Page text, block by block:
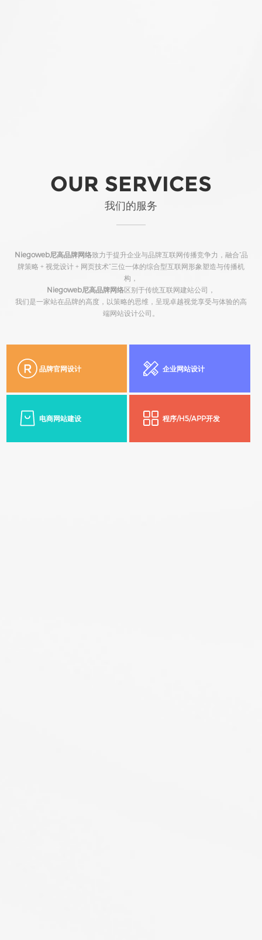
OUR SERVICES
我们的服务
Niegoweb尼高品牌网络致力于提升企业与品牌互联网传播竞争力，融合“品
牌策略 + 视觉设计 + 网页技术”三位一体的综合型互联网形象塑造与传播机
构，
Niegoweb尼高品牌网络区别于传统互联网建站公司，
我们是一家站在品牌的高度，以策略的思维，呈现卓越视觉享受与体验的高
端网站设计公司。
品牌官网设计 企业网站设计
电商网站建设 程序/H5/APP开发